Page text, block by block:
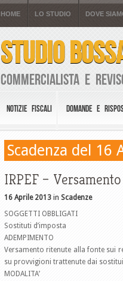
HOME LO STUDIO DOVE
STUDIO
Commercialista e
NOTIZIE FISCALI DOMANDE E
Scadenza del 16
IRPEF –
16 Aprile 2013 in Scadenze
SOGGETTI OBBLIGATI
Sostituti d’imposta
ADEMPIMENTO
Versamento ritenute alla fonte sui
su provvigioni trattenute dai
MODALITA’